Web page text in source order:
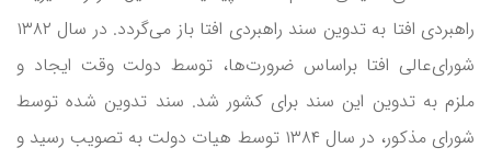
راهبردی افتا به تدوین سند راهبردی افتا باز می‌گردد. در سال ۱۳۸۲
شورای‌عالی افتا براساس ضرورت‌ها، توسط دولت وقت ایجاد و
ملزم به تدوین این سند برای کشور شد. سند تدوین شده توسط
شورای مذکور، در سال ۱۳۸۴ توسط هیات دولت به تصویب رسید و